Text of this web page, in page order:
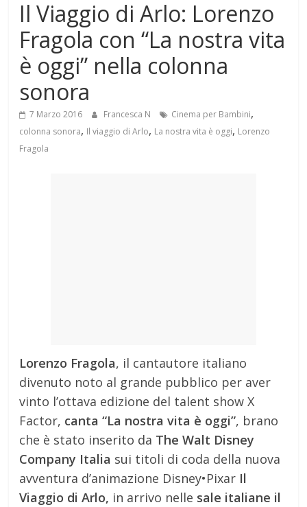
Mondo
Il Viaggio di Arlo: Lorenzo
Fragola con “La nostra vita
è oggi” nella colonna
sonora
7 Marzo 2016 Francesca N Cinema per Bambini,
colonna sonora, Il viaggio di Arlo, La nostra vita è oggi, Lorenzo
Fragola
Lorenzo Fragola, il cantautore italiano
divenuto noto al grande pubblico per aver
vinto l’ottava edizione del talent show X
Factor, canta “La nostra vita è oggi”, brano
che è stato inserito da The Walt Disney
Company Italia sui titoli di coda della nuova
avventura d’animazione Disney•Pixar Il
Viaggio di Arlo, in arrivo nelle sale italiane il